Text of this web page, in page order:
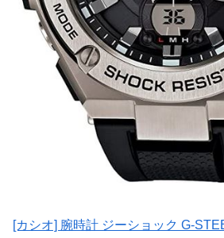
[カシオ] 腕時計 ジーショック G-